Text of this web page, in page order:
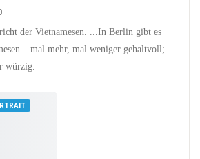
der Vietnamesen. ...In Berlin gibt es
– mal mehr, mal weniger gehaltvoll;
würzig.